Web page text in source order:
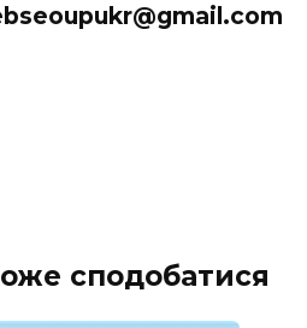
сподобатися